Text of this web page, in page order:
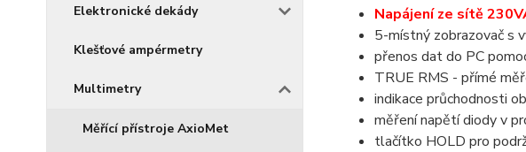
Elektronické dekády
Klešťové ampérmetry
Multimetry
Měřící přístroje AxioMet
Napájení ze sítě
5-místný zobrazovač s
přenos dat do PC
TRUE RMS - přímé
indikace průchodnosti
měření napětí diody v
tlačítko HOLD pro